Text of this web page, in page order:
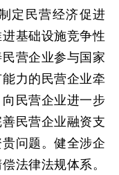
定民营经济促进
基础设施竞争性
营企业参与国家
力的民营企业牵
民营企业进一步
民营企业融资支
问题。健全涉企
法律法规体系。